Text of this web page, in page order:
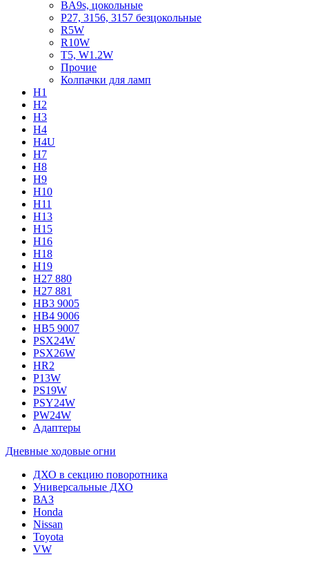
BA9s, цокольные
P27, 3156, 3157 безцокольные
R5W
R10W
T5, W1.2W
Прочие
Колпачки для ламп
H1
H2
H3
H4
H4U
H7
H8
H9
H10
H11
H13
H15
H16
H18
H19
H27 880
H27 881
HB3 9005
HB4 9006
HB5 9007
PSX24W
PSX26W
HR2
P13W
PS19W
PSY24W
PW24W
Адаптеры
Дневные ходовые огни
ДХО в секцию поворотника
Универсальные ДХО
ВАЗ
Honda
Nissan
Toyota
VW